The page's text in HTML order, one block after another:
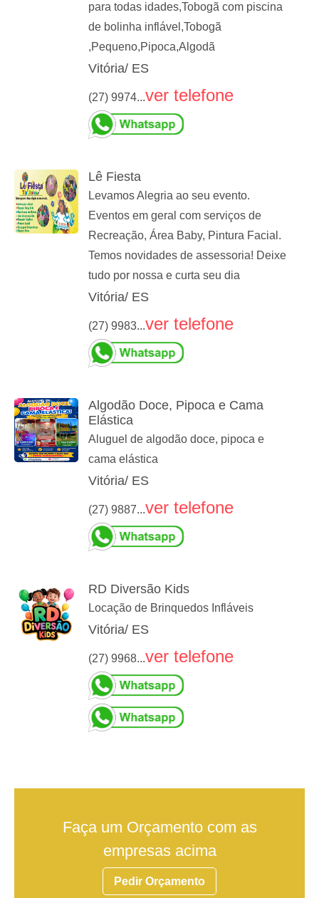
para todas idades,Tobogã com piscina
de bolinha inflável,Tobogã
,Pequeno,Pipoca,Algodã
Vitória/ ES
(27) 9974...ver telefone
Lê Fiesta
Levamos Alegria ao seu evento.
Eventos em geral com serviços de
Recreação, Área Baby, Pintura Facial.
Temos novidades de assessoria! Deixe
tudo por nossa e curta seu dia
Vitória/ ES
(27) 9983...ver telefone
Algodão Doce, Pipoca e Cama
Elástica
Aluguel de algodão doce, pipoca e
cama elástica
Vitória/ ES
(27) 9887...ver telefone
RD Diversão Kids
Locação de Brinquedos Infláveis
Vitória/ ES
(27) 9968...ver telefone
Faça um Orçamento com as
empresas acima
Pedir Orçamento